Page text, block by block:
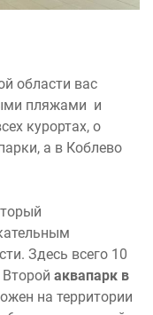
области вас
пляжами и
курортах, о
а в Коблево
Здесь всего 10
аквапарк в
на территории